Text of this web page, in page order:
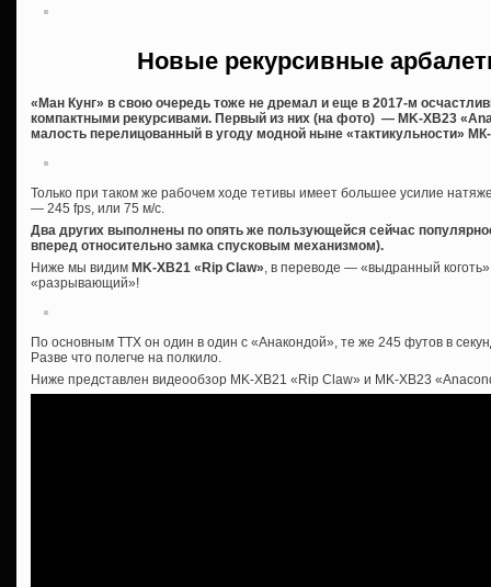
Новые рекурсивные
«Ман Кунг» в свою очередь тоже не дремал и еще в 2017-м
компактными рекурсивами. Первый из них (на фото) — MK-XB23
малость перелицованный в угоду модной ныне «тактикульности»
Только при таком же рабочем ходе тетивы имеет большее усилие
— 245 fps, или 75 м/с.
Два других выполнены по опять же пользующейся сейчас
вперед относительно замка спусковым механизмом).
Ниже мы видим MK-XB21 «Rip Claw», в переводе — «выдранный
«разрывающий»!
По основным ТТХ он один в один с «Анакондой», те же 245 футов в
Разве что полегче на полкило.
Ниже представлен видеообзор MK-XB21 «Rip Claw» и MK-XB23